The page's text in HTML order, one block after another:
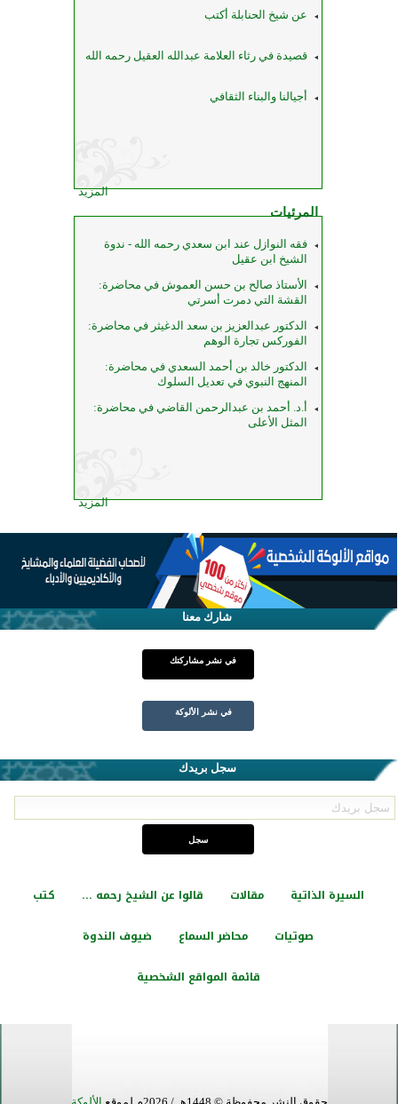
عن شيخ الحنابلة أكتب
قصيدة في رثاء العلامة عبدالله العقيل رحمه الله
أجيالنا والبناء الثقافي
المزيد
المرئيات
فقه النوازل عند ابن سعدي رحمه الله - ندوة
الشيخ ابن عقيل
الأستاذ صالح بن حسن العموش في محاضرة:
القشة التي دمرت أسرتي
الدكتور عبدالعزيز بن سعد الدغيثر في محاضرة:
الفوركس تجارة الوهم
الدكتور خالد بن أحمد السعدي في محاضرة:
المنهج النبوي في تعديل السلوك
أ.د. أحمد بن عبدالرحمن القاضي في محاضرة:
المثل الأعلى
المزيد
شارك معنا
في نشر مشاركتك
في نشر الألوكة
سجل بريدك
السيرة الذاتية مقالات قالوا عن الشيخ رحمه ... كتب
صوتيات محاضر السماع ضيوف الندوة
قائمة المواقع الشخصية